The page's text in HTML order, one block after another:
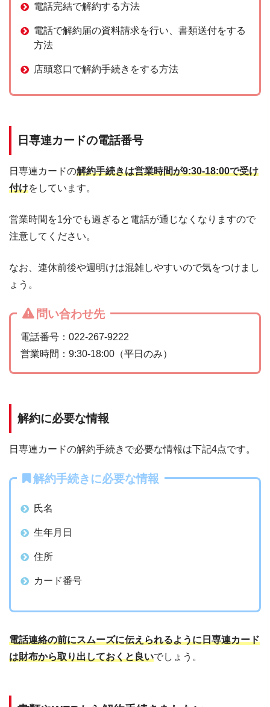
電話完結で解約する方法
電話で解約届の資料請求を行い、書類送付をする
方法
店頭窓口で解約手続きをする方法
日専連カードの電話番号
日専連カードの解約手続きは営業時間が9:30-18:00で受け
付けをしています。
営業時間を1分でも過ぎると電話が通じなくなりますので
注意してください。
なお、連休前後や週明けは混雑しやすいので気をつけまし
ょう。
問い合わせ先
電話番号：022-267-9222
営業時間：9:30-18:00（平日のみ）
解約に必要な情報
日専連カードの解約手続きで必要な情報は下記4点です。
解約手続きに必要な情報
氏名
生年月日
住所
カード番号
電話連絡の前にスムーズに伝えられるように日専連カード
は財布から取り出しておくと良いでしょう。